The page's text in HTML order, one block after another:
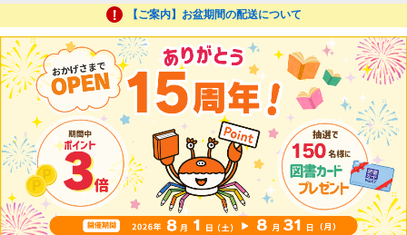
【ご案内】お盆期間の配送について